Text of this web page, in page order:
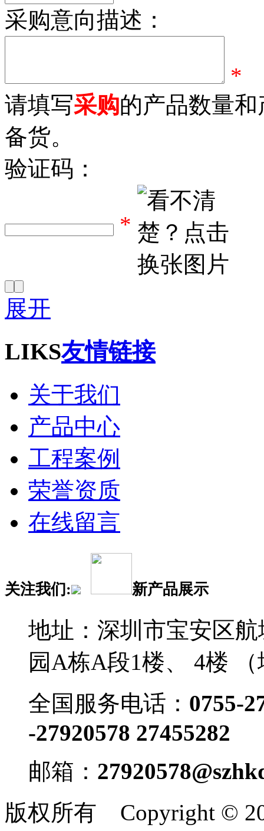
采购意向描述：
*
请填写采购的产品数量
备货。
验证码：
*
展开
LIKS友情链接
关于我们
产品中心
工程案例
荣誉资质
在线留言
关注我们: 新产品展示
地址：深圳市宝安区
园A栋A段1楼、 4楼
全国服务电话： 0755-
-27920578 27455282
邮箱：
版权所有 Copyright ©